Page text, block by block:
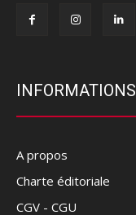
INFORMATIONS
A propos
Charte éditoriale
CGV - CGU